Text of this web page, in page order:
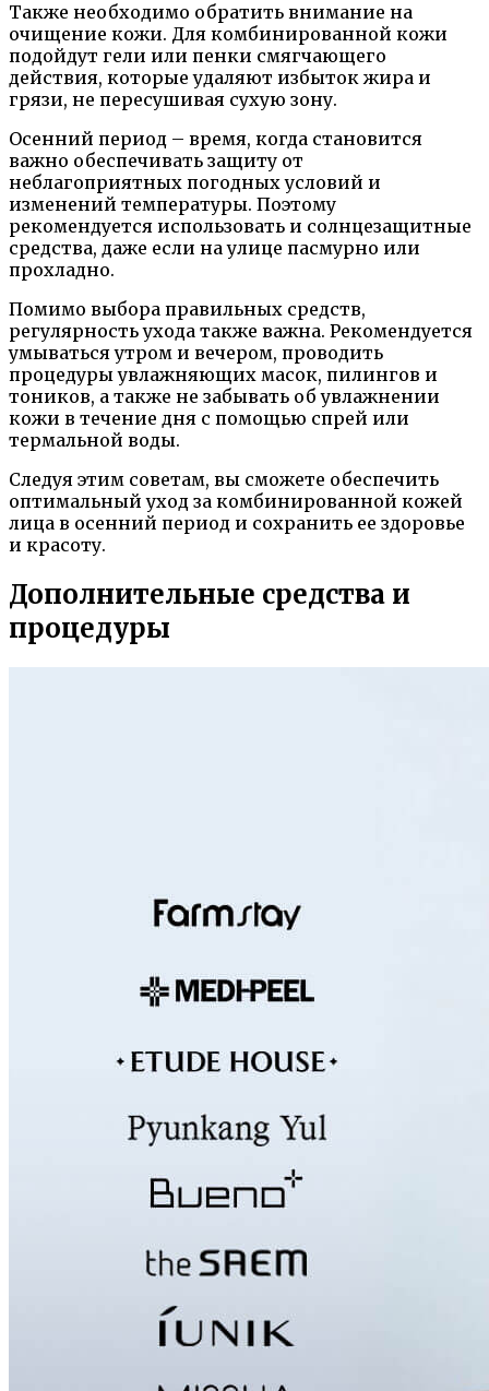
Также необходимо обратить внимание на
очищение кожи. Для комбинированной кожи
подойдут гели или пенки смягчающего
действия, которые удаляют избыток жира и
грязи, не пересушивая сухую зону.
Осенний период – время, когда становится
важно обеспечивать защиту от
неблагоприятных погодных условий и
изменений температуры. Поэтому
рекомендуется использовать и солнцезащитные
средства, даже если на улице пасмурно или
прохладно.
Помимо выбора правильных средств,
регулярность ухода также важна. Рекомендуется
умываться утром и вечером, проводить
процедуры увлажняющих масок, пилингов и
тоников, а также не забывать об увлажнении
кожи в течение дня с помощью спрей или
термальной воды.
Следуя этим советам, вы сможете обеспечить
оптимальный уход за комбинированной кожей
лица в осенний период и сохранить ее здоровье
и красоту.
Дополнительные средства и
процедуры